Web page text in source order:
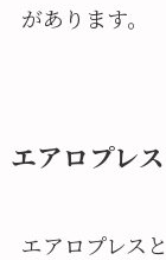
があります。
エアロプレ
エアロプレス